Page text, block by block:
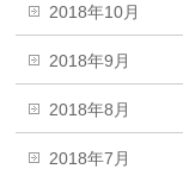
2018年10月
2018年9月
2018年8月
2018年7月